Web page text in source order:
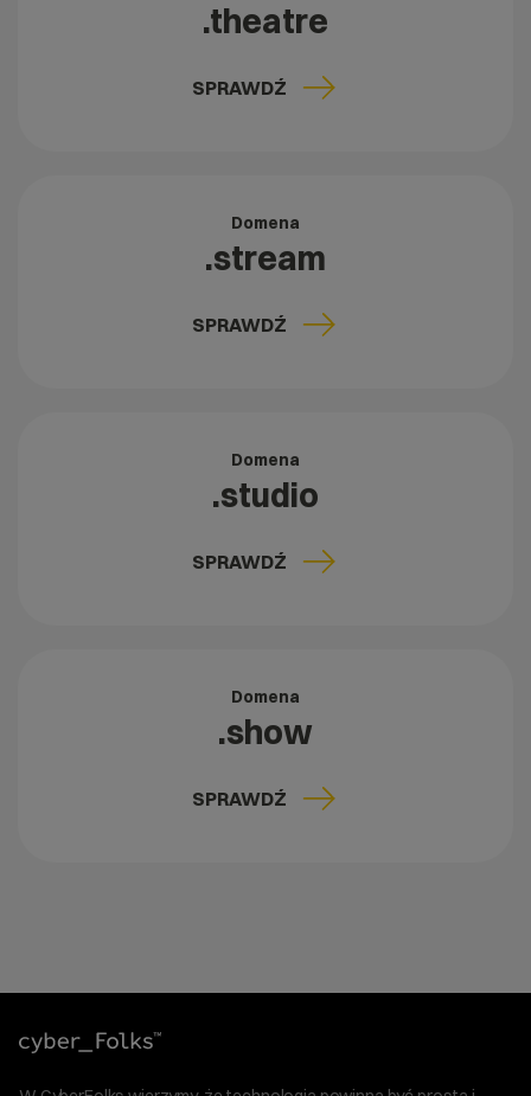
.theatre
SPRAWDŹ
Domena
.stream
SPRAWDŹ
Domena
.studio
SPRAWDŹ
Domena
.show
SPRAWDŹ